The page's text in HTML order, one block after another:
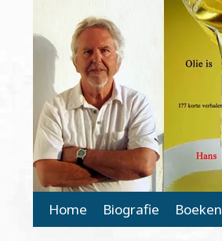
Main Page Navigation
Home Biografie Boeken